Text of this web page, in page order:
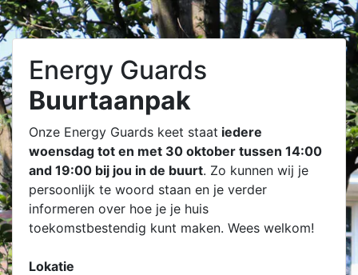
Energy Guards
Buurtaanpak
Onze Energy Guards keet staat iedere
woensdag tot en met 30 oktober tussen 14:00
and 19:00 bij jou in de buurt. Zo kunnen wij je
persoonlijk te woord staan en je verder
informeren over hoe je je huis
toekomstbestendig kunt maken. Wees welkom!
Lokatie